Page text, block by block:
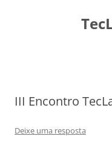
III Encontro
Deixe uma resposta